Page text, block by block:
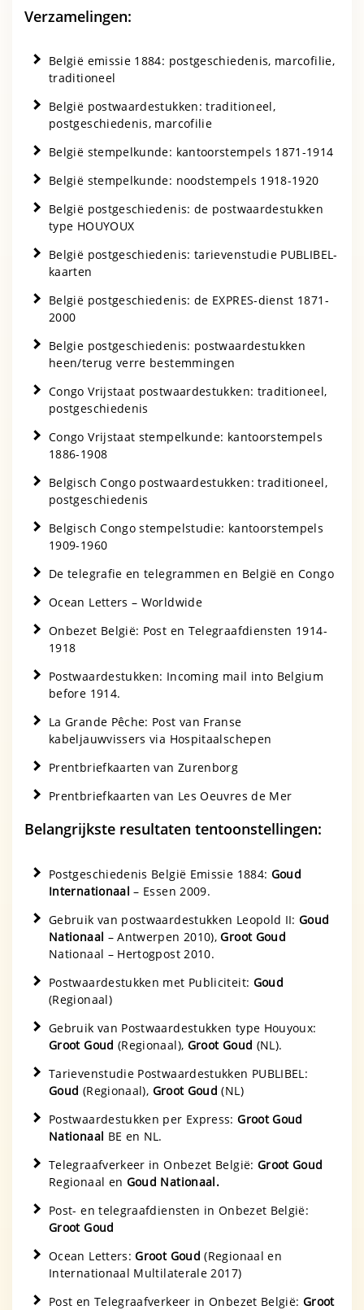
Verzamelingen:
België emissie 1884: postgeschiedenis, marcofilie,
traditioneel
België postwaardestukken: traditioneel,
postgeschiedenis, marcofilie
België stempelkunde: kantoorstempels 1871-1914
België stempelkunde: noodstempels 1918-1920
België postgeschiedenis: de postwaardestukken
type HOUYOUX
België postgeschiedenis: tarievenstudie PUBLIBEL-
kaarten
België postgeschiedenis: de EXPRES-dienst 1871-
2000
Belgie postgeschiedenis: postwaardestukken
heen/terug verre bestemmingen
Congo Vrijstaat postwaardestukken: traditioneel,
postgeschiedenis
Congo Vrijstaat stempelkunde: kantoorstempels
1886-1908
Belgisch Congo postwaardestukken: traditioneel,
postgeschiedenis
Belgisch Congo stempelstudie: kantoorstempels
1909-1960
De telegrafie en telegrammen en België en Congo
Ocean Letters – Worldwide
Onbezet België: Post en Telegraafdiensten 1914-
1918
Postwaardestukken: Incoming mail into Belgium
before 1914.
La Grande Pêche: Post van Franse
kabeljauwvissers via Hospitaalschepen
Prentbriefkaarten van Zurenborg
Prentbriefkaarten van Les Oeuvres de Mer
Belangrijkste resultaten tentoonstellingen:
Postgeschiedenis België Emissie 1884: Goud
Internationaal – Essen 2009.
Gebruik van postwaardestukken Leopold II:Goud
Nationaal – Antwerpen 2010),Groot Goud
Nationaal – Hertogpost 2010.
Postwaardestukken met Publiciteit: Goud
(Regionaal)
Gebruik van Postwaardestukken type Houyoux:
Groot Goud (Regionaal), Groot Goud (NL).
Tarievenstudie Postwaardestukken PUBLIBEL:
Goud (Regionaal), Groot Goud (NL)
Postwaardestukken per Express:Groot Goud
Nationaal BE en NL.
Telegraafverkeer in Onbezet België: Groot Goud
Regionaal en Goud Nationaal.
Post- en telegraafdiensten in Onbezet België:
Groot Goud
Ocean Letters:Groot Goud (Regionaal en
Internationaal Multilaterale 2017)
Post en Telegraafverkeer in Onbezet België: Groot